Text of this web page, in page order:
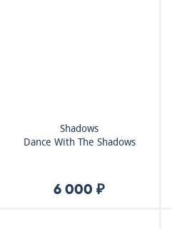
Shadows
Dance With The Shadows
6 000 ₽